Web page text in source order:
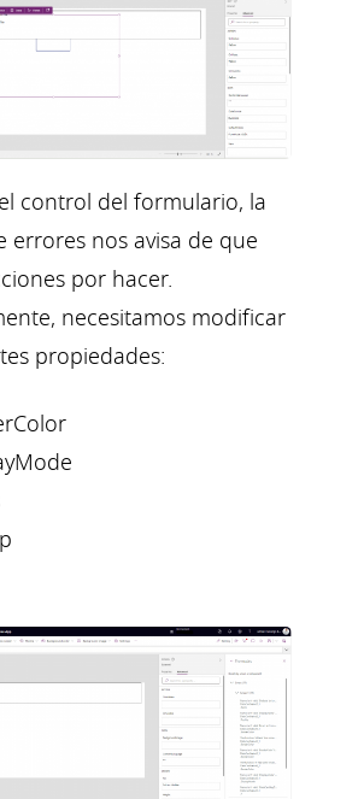
control del formulario, la
errores nos avisa de que
por hacer.
necesitamos modificar
propiedades: